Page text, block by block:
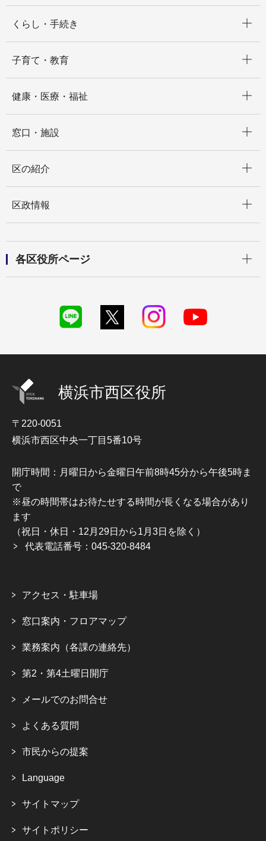
くらし・手続き
子育て・教育
健康・医療・福祉
窓口・施設
区の紹介
区政情報
各区役所ページ
横浜市西区役所
〒220-0051
横浜市西区中央一丁目5番10号
開庁時間：月曜日から金曜日午前8時45分から午後5時ま
で
※昼の時間帯はお待たせする時間が長くなる場合があり
ます
（祝日・休日・12月29日から1月3日を除く）
代表電話番号：045-320-8484
アクセス・駐車場
窓口案内・フロアマップ
業務案内（各課の連絡先）
第2・第4土曜日開庁
メールでのお問合せ
よくある質問
市民からの提案
Language
サイトマップ
サイトポリシー